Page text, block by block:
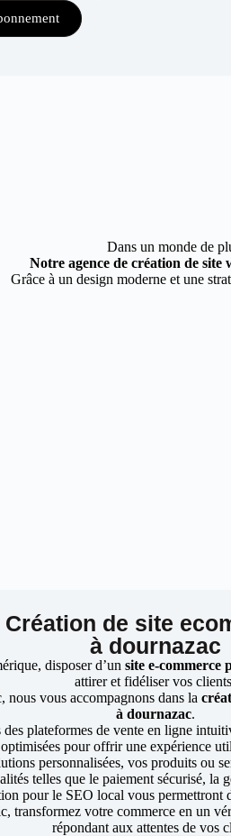
Dans un monde de
Notre agence de création de site
Grâce à un design moderne et une
Création de site
à dournazac
disposer d’un site e-commerce
attirer et fidéliser vos
nous vous accompagnons dans la
à dournazac.
plateformes de vente en ligne
optimisées pour offrir une expérience
personnalisées, vos produits ou
telles que le paiement sécurisé, la
pour le SEO local vous permettront
transformez votre commerce en un
répondant aux attentes de vos